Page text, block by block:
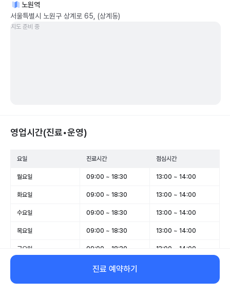
노원역
서울특별시 노원구 상계로 65, (상계동)
지도 준비 중
영업시간(진료•운영)
요일 진료시간 점심시간
월요일 09:00 ~ 18:30 13:00 ~ 14:00
화요일 09:00 ~ 18:30 13:00 ~ 14:00
수요일 09:00 ~ 18:30 13:00 ~ 14:00
목요일 09:00 ~ 18:30 13:00 ~ 14:00
금요일 09:00 ~ 18:30 13:00 ~ 14:00
09:00 ~ 13:30
일요일 휴무 -
진료 예약하기